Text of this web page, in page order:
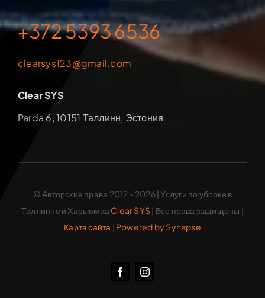
+372 5393 6536
clearsys123@gmail.com
Clear SYS
Parda 6, 10151 Таллинн, Эстония
© Авторские права 2012 - 2026 | Услуги по уборке в
Таллинне и Харьюмаа Clear SYS | Все права защищены |
Карта сайта | Powered by Synapse